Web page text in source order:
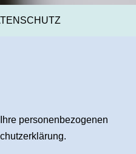
personenbezogenen